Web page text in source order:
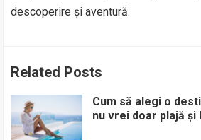
descoperire și aventură.
Related Posts
Cum să alegi o
nu vrei doar plajă și